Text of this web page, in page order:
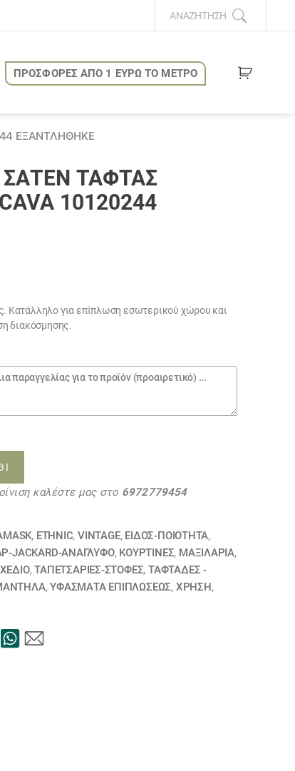
ΑΝΑΖΉΤΗΣΗ
ΠΡΟΣΦΟΡΕΣ ΑΠΟ 1 ΕΥΡΩ ΤΟ ΜΕΤΡΟ
ΕΞΑΝΤΛΗΘΗΚΕ
ΤΑΦΤΆΣ
10120244
Κατάλληλο για επίπλωση εσωτερικού χώρου και
διακόσμησης.
καλέστε μας στο 6972779454
, ETHNIC,VINTAGE, ΕΙΔΟΣ-ΠΟΙΟΤΗΤΑ,
JACKARD-ΑΝΆΓΛΥΦΟ, ΚΟΥΡΤΊΝΕΣ, ΜΑΞΙΛΆΡΙΑ,
,ΤΑΠΕΤΣΑΡΙΕΣ-ΣΤΟΦΕΣ,ΤΑΦΤΆΔΕΣ -
,ΥΦΆΣΜΑΤΑ ΕΠΙΠΛΏΣΕΩΣ, ΧΡΗΣΗ,